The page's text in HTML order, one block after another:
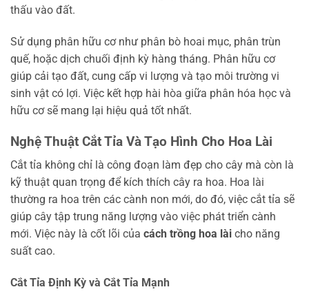
thấu vào đất.
Sử dụng phân hữu cơ như phân bò hoai mục, phân trùn
quế, hoặc dịch chuối định kỳ hàng tháng. Phân hữu cơ
giúp cải tạo đất, cung cấp vi lượng và tạo môi trường vi
sinh vật có lợi. Việc kết hợp hài hòa giữa phân hóa học và
hữu cơ sẽ mang lại hiệu quả tốt nhất.
Nghệ Thuật Cắt Tỉa Và Tạo Hình Cho Hoa Lài
Cắt tỉa không chỉ là công đoạn làm đẹp cho cây mà còn là
kỹ thuật quan trọng để kích thích cây ra hoa. Hoa lài
thường ra hoa trên các cành non mới, do đó, việc cắt tỉa sẽ
giúp cây tập trung năng lượng vào việc phát triển cành
mới. Việc này là cốt lõi của cách trồng hoa lài cho năng
suất cao.
Cắt Tỉa Định Kỳ và Cắt Tỉa Mạnh